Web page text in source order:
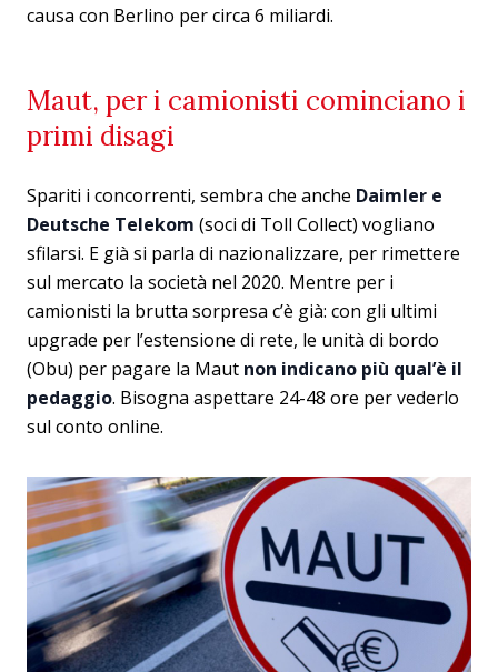
causa con Berlino per circa 6 miliardi.
Maut, per i camionisti cominciano i
primi disagi
Spariti i concorrenti, sembra che anche Daimler e
Deutsche Telekom (soci di Toll Collect) vogliano
sfilarsi. E già si parla di nazionalizzare, per rimettere
sul mercato la società nel 2020. Mentre per i
camionisti la brutta sorpresa c’è già: con gli ultimi
upgrade per l’estensione di rete, le unità di bordo
(Obu) per pagare la Maut non indicano più qual’è il
pedaggio. Bisogna aspettare 24-48 ore per vederlo
sul conto online.